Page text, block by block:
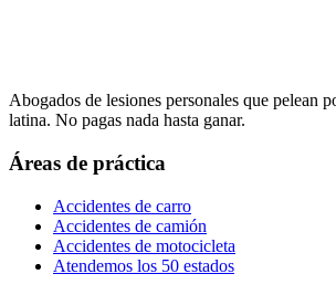
Abogados de lesiones personales que pelean
latina. No pagas nada hasta ganar.
Áreas de práctica
Accidentes de carro
Accidentes de camión
Accidentes de motocicleta
Atendemos los 50 estados